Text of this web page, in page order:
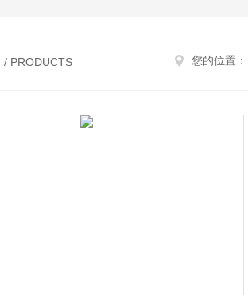
/ PRODUCTS 您的位置：